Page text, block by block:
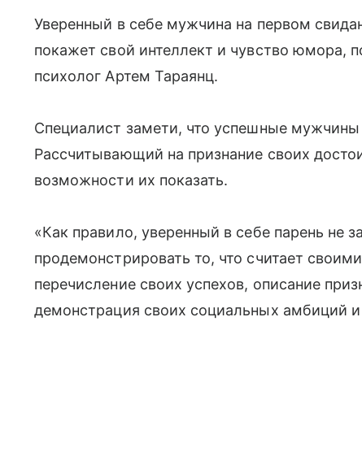
Уверенный в себе мужчина на первом
покажет свой интеллект и чувство юмора,
психолог Артем Тараянц.
Специалист замети, что успешные
Рассчитывающий на признание своих
возможности их показать.
«Как правило, уверенный в себе парень не
продемонстрировать то, что считает
перечисление своих успехов, описание
демонстрация своих социальных амбиций